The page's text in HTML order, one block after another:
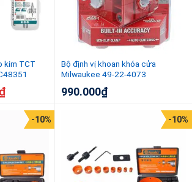
kim TCT
₫
Bộ định vị khoan khóa cửa
Milwaukee 49-22-4073
990.000₫
-10% -10%